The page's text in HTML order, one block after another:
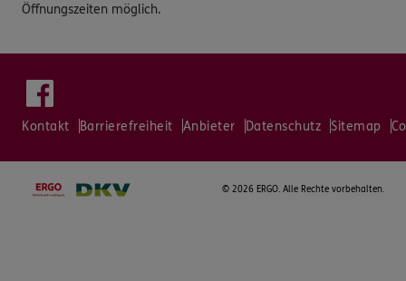
Öffnungszeiten möglich.
Kontakt Barrierefreiheit Anbieter Datenschutz Sitemap
© 2026 ERGO. Alle Rechte vorbehalten.